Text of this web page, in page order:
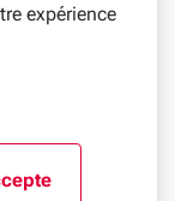
expérience
l'utilisation de
du contenu